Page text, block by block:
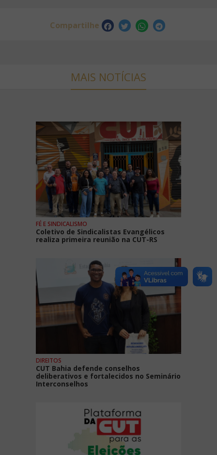
Compartilhe
MAIS NOTÍCIAS
FÉ E SINDICALISMO
Coletivo de Sindicalistas Evangélicos
realiza primeira reunião na CUT-RS
DIREITOS
CUT Bahia defende conselhos
deliberativos e fortalecidos no Seminário
Interconselhos